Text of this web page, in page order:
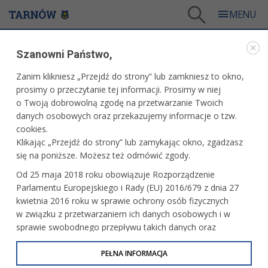
Matury - dzień I
WARTO ZOBACZYĆ
MATURY - DZIEŃ I
04.05.2026, 10:37 fot. Paweł Topolski
Szanowni Państwo,
Zanim klikniesz „Przejdź do strony” lub zamkniesz to okno,
prosimy o przeczytanie tej informacji. Prosimy w niej
o Twoją dobrowolną zgodę na przetwarzanie Twoich
danych osobowych oraz przekazujemy informacje o tzw.
cookies.
Klikając „Przejdź do strony” lub zamykając okno, zgadzasz
się na poniższe. Możesz też odmówić zgody.
Od 25 maja 2018 roku obowiązuje Rozporządzenie
Parlamentu Europejskiego i Rady (EU) 2016/679 z dnia 27
kwietnia 2016 roku w sprawie ochrony osób fizycznych
w związku z przetwarzaniem ich danych osobowych i w
sprawie swobodnego przepływu takich danych oraz
uchylenia dyrektywy 95/46/WE (określane jako RODO, GDPR
lub Ogólne Rozporządzenie o Ochronie Danych
PEŁNA INFORMACJA